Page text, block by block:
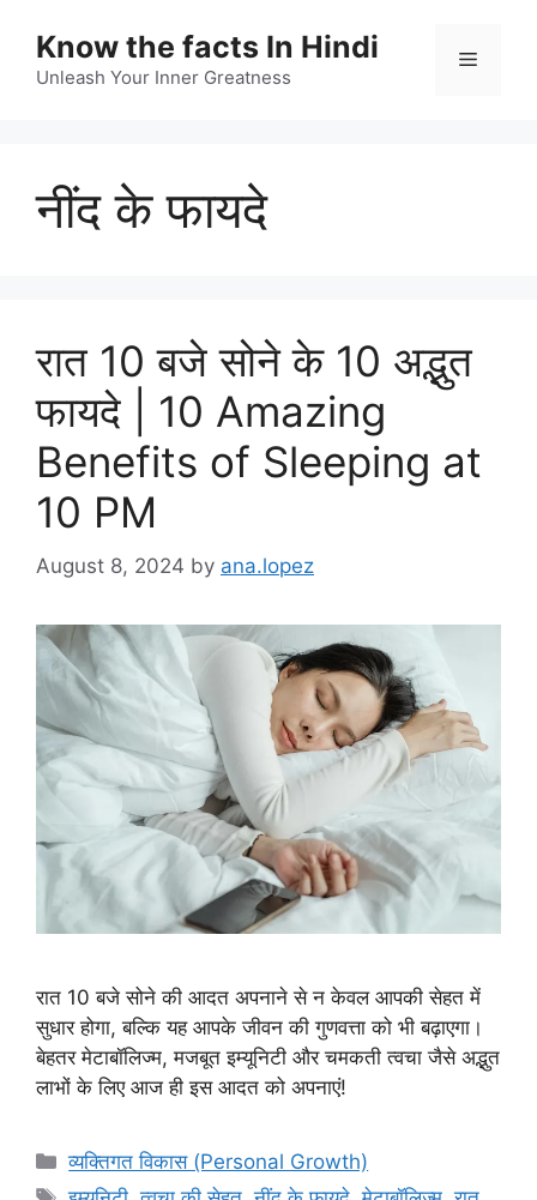
content
Know the facts In Hindi
Unleash Your Inner Greatness
Menu
नींद के फायदे
रात 10 बजे सोने के 10 अद्भुत
फायदे | 10 Amazing
Benefits of Sleeping at
10 PM
August 8, 2024 by ana.lopez
रात 10 बजे सोने की आदत अपनाने से न केवल आपकी सेहत में
सुधार होगा, बल्कि यह आपके जीवन की गुणवत्ता को भी बढ़ाएगा।
बेहतर मेटाबॉलिज्म, मजबूत इम्यूनिटी और चमकती त्वचा जैसे अद्भुत
लाभों के लिए आज ही इस आदत को अपनाएं!
Categories
व्यक्तिगत विकास (Personal Growth)
Tags